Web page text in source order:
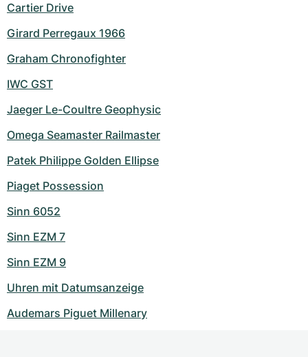
Cartier Drive
Girard Perregaux 1966
Graham Chronofighter
IWC GST
Jaeger Le-Coultre Geophysic
Omega Seamaster Railmaster
Patek Philippe Golden Ellipse
Piaget Possession
Sinn 6052
Sinn EZM 7
Sinn EZM 9
Uhren mit Datumsanzeige
Audemars Piguet Millenary